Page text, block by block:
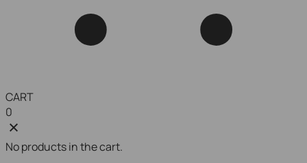
CART
0
No products in the cart.